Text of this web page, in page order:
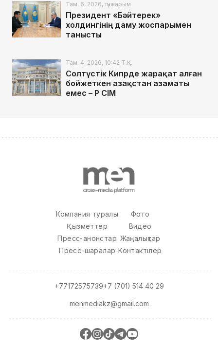
Там. 6, 2026, түнжарым
Президент «Бәйтерек»
холдингінің даму жоспарымен
танысты
Там. 4, 2026, 10:42 Т.Қ.
Солтүстік Кипрде жарақат алған
бойжеткен Қазақстан азаматы
емес – ҚР СІМ
Компания туралы
Қызметтер
Пресс-анонстар
Пресс-шаралар
Фото
Видео
Жаңалықтар
Контактілер
menmediakz@gmail.com
+77172575739+7 (701) 514 40 29